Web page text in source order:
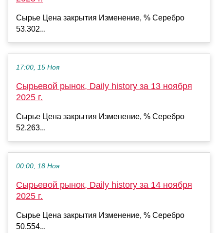
Сырье Цена закрытия Изменение, % Серебро
53.302...
17:00, 15 Ноя
Сырьевой рынок, Daily history за 13 ноября
2025 г.
Сырье Цена закрытия Изменение, % Серебро
52.263...
00:00, 18 Ноя
Сырьевой рынок, Daily history за 14 ноября
2025 г.
Сырье Цена закрытия Изменение, % Серебро
50.554...